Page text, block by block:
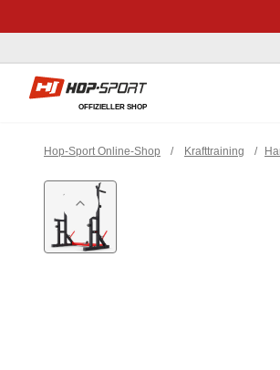
Hop-sport.at
OFFIZIELLER SHOP
Hop-Sport Online-Shop / Krafttraining /